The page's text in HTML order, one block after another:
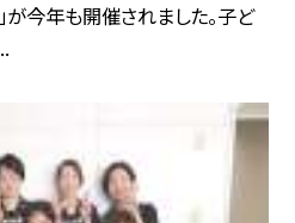
が今年も開催されました。子ど